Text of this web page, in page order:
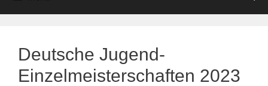
Deutsche Jugend-
Einzelmeisterschaften 2023